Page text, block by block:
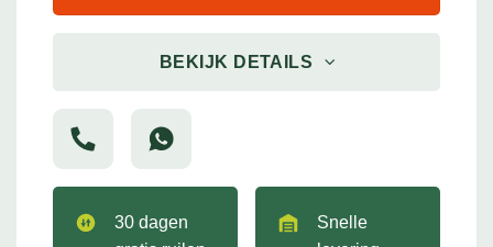
BEKIJK DETAILS
30 dagen
Snelle